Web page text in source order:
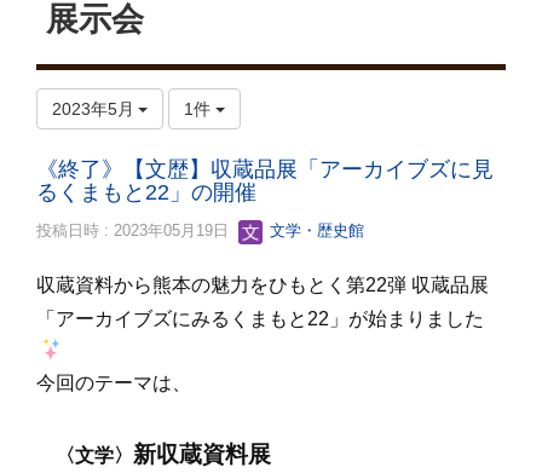
展示会
2023年5月 1件
《終了》【文歴】収蔵品展「アーカイブズに見
るくまもと22」の開催
投稿日時 : 2023年05月19日 文学・歴史館
収蔵資料から熊本の魅力をひもとく第22弾 収蔵品展
「アーカイブズにみるくまもと22」が始まりました
今回のテーマは、
〈文学〉 新収蔵資料展